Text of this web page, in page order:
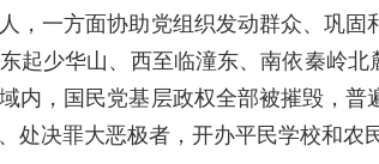
，一方面协助党组织发动群众、巩
起少华山、西至临潼东、南依秦岭
内，国民党基层政权全部被摧毁，
处决罪大恶极者，开办平民学校和农